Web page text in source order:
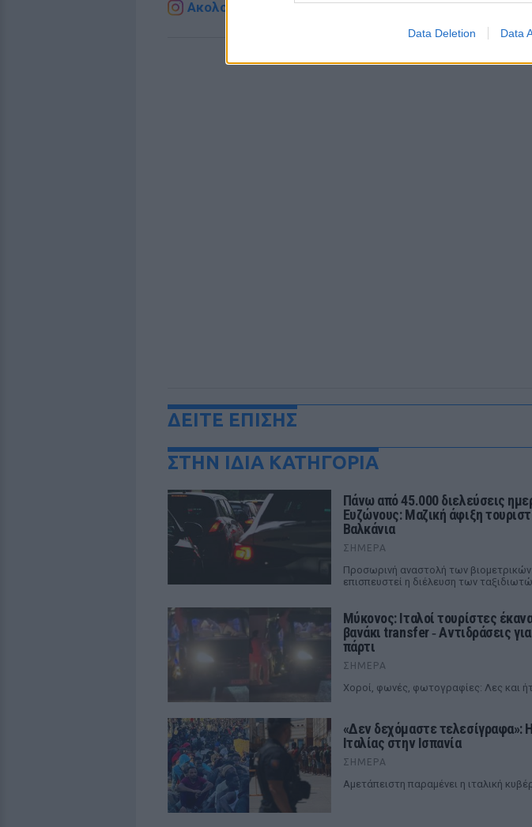
Data Deletion Data
Ακολουθήστε το E-Radio.gr και στο Instagram
ΔΙΑΦΗΜΙΣΗ
ΔΕΙΤΕ ΕΠΙΣΗΣ
ΣΤΗΝ ΙΔΙΑ ΚΑΤΗΓΟΡΙΑ
Πάνω από 45.000 διελεύσεις
Ευζώνους: Μαζική άφιξη
Βαλκάνια
ΣΉΜΕΡΑ
Προσωρινή αναστολή των βιομετρικών
επισπευστεί η διέλευση των
Μύκονος: Ιταλοί τουρίστες
βανάκι transfer ‑ Αντιδράσεις
πάρτι
ΣΉΜΕΡΑ
Χοροί, φωνές, φωτογραφίες: Λες και
«Δεν δεχόμαστε τελεσίγραφα»:
Ιταλίας στην Ισπανία
ΣΉΜΕΡΑ
Αμετάπειστη παραμένει η ιταλική